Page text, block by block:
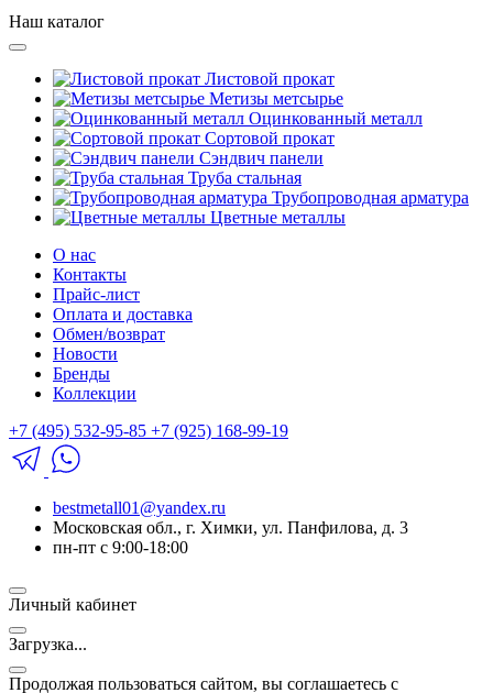
Наш каталог
Листовой прокат
Метизы метсырье
Оцинкованный металл
Сортовой прокат
Сэндвич панели
Труба стальная
Трубопроводная арматура
Цветные металлы
О нас
Контакты
Прайс-лист
Оплата и доставка
Обмен/возврат
Новости
Бренды
Коллекции
+7 (495) 532-95-85 +7 (925) 168-99-19
bestmetall01@yandex.ru
Московская обл., г. Химки, ул. Панфилова, д. 3
пн-пт с 9:00-18:00
Личный кабинет
Загрузка...
Продолжая пользоваться сайтом, вы соглашаетесь с